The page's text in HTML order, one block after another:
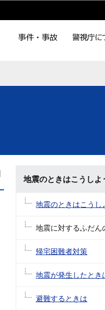
地震のときはこうしよ
地震のときはこうし
地震に対するふだん
帰宅困難者対策
地震が発生したとき
避難するときは